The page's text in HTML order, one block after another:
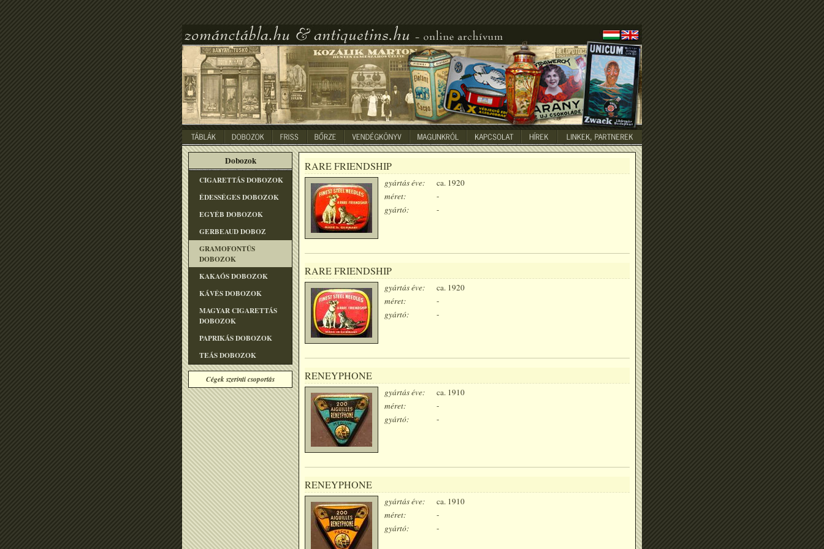
Dobozok
CIGARETTÁS DOBOZOK
ÉDESSÉGES DOBOZOK
EGYÉB DOBOZOK
GERBEAUD DOBOZ
GRAMOFONTÛS
DOBOZOK
KAKAÓS DOBOZOK
KÁVÉS DOBOZOK
MAGYAR CIGARETTÁS
DOBOZOK
PAPRIKÁS DOBOZOK
TEÁS DOBOZOK
Cégek szerinti csoportás
RARE FRIENDSHIP
gyártás éve:
ca. 1920
méret:
-
gyártó:
-
RARE FRIENDSHIP
gyártás éve:
ca. 1920
méret:
-
gyártó:
-
RENEYPHONE
gyártás éve:
ca. 1910
méret:
-
gyártó:
-
RENEYPHONE
gyártás éve:
ca. 1910
méret:
-
gyártó:
-